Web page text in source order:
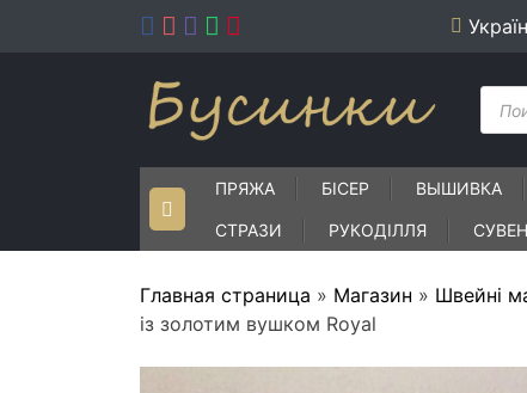
ПРЯЖА БІСЕР ВЫШИВКА
СТРАЗИ РУКОДІЛЛЯ
Главная страница » Магазин » Швейні
із золотим вушком Royal